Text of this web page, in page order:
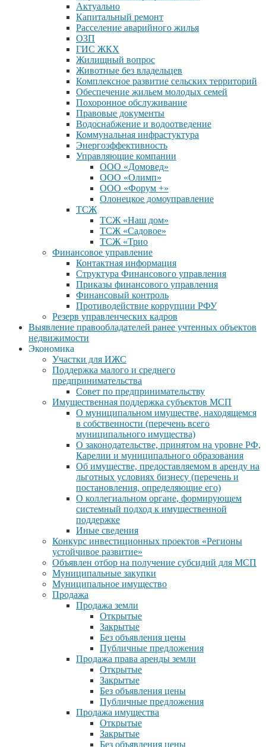
Актуально
Капитальный ремонт
Расселение аварийного жилья
ОЗП
ГИС ЖКХ
Жилищный вопрос
Животные без владельцев
Комплексное развитие сельских территорий
Обеспечение жильем молодых семей
Похоронное обслуживание
Правовые документы
Водоснабжение и водоотведение
Коммунальная инфрастуктура
Энергоэффективность
Управляющие компании
ООО «Домовед»
ООО «Олимп»
ООО «Форум +»
Олонецкое домоуправление
ТСЖ
ТСЖ «Наш дом»
ТСЖ «Садовое»
ТСЖ «Трио
Финансовое управление
Контактная информация
Структура Финансового управления
Приказы финансового управления
Финансовый контроль
Противодействие коррупции РФУ
Резерв управленческих кадров
Выявление правообладателей ранее учтенных объектов
недвижимости
Экономика
Участки для ИЖС
Поддержка малого и среднего
предпринимательства
Совет по предпринимательству
Имущественная поддержка субъектов МСП
О муниципальном имуществе, находящемся
в собственности (перечень всего
муниципального имущества)
О законодательстве, принятом на уровне РФ,
Карелии и муниципального образования
Об имуществе, предоставляемом в аренду на
льготных условиях бизнесу (перечень и
постановления, определяющие его)
О коллегиальном органе, формирующем
системный подход к имущественной
поддержке
Иные сведения
Конкурс инвестиционных проектов «Регионы
устойчивое развитие»
Объявлен отбор на получение субсидий для МСП
Муниципальные закупки
Муниципальное имущество
Продажа
Продажа земли
Открытые
Закрытые
Без объявления цены
Публичные предложения
Продажа права аренды земли
Открытые
Закрытые
Без объявления цены
Публичные предложения
Продажа имущества
Открытые
Закрытые
Без объявления цены